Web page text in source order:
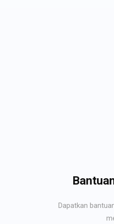
Dapatkan